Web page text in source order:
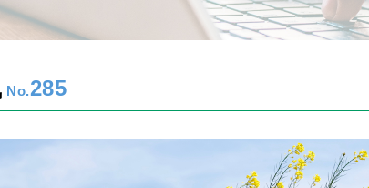
285